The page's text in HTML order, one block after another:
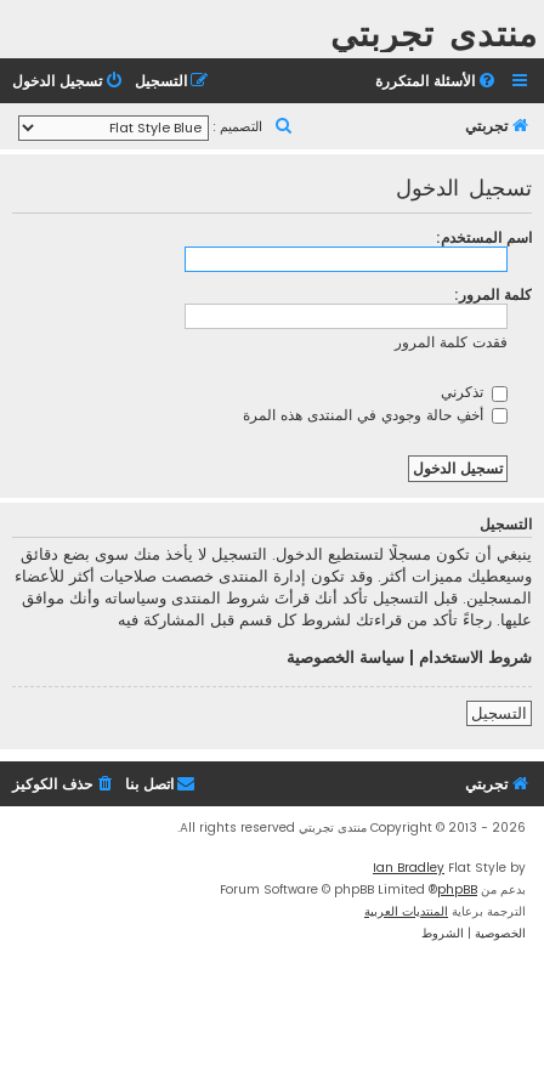
منتدى تجربتي
الأسئلة المتكررة تسجيل الدخول التسجيل
تجربتي التصميم :
تسجيل الدخول
اسم المستخدم:
كلمة المرور:
فقدت كلمة المرور
تذكرني
أخفِ حالة وجودي في المنتدى هذه المرة
التسجيل
ينبغي أن تكون مسجلًا لتستطيع الدخول. التسجيل لا يأخذ منك سوى بضع دقائق
وسيعطيك مميزات أكثر. وقد تكون إدارة المنتدى خصصت صلاحيات أكثر للأعضاء
المسجلين. قبل التسجيل تأكد أنك قرأتَ شروط المنتدى وسياساته وأنك موافق
عليها. رجاءً تأكد من قراءتك لشروط كل قسم قبل المشاركة فيه
شروط الاستخدام
سياسة الخصوصية
التسجيل
تجربتي حذف الكوكيز اتصل بنا
Copyright © 2013 - 2026 منتدى تجربتي All rights reserved.
Flat Style by
Ian Bradley
بدعم من phpBB
® Forum Software © phpBB Limited
الترجمة برعاية المنتديات العربية
الخصوصية | الشروط